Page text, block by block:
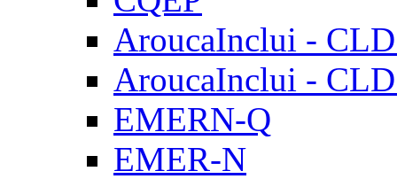
AroucaInclui -
AroucaInclui -
EMERN-Q
EMER-N